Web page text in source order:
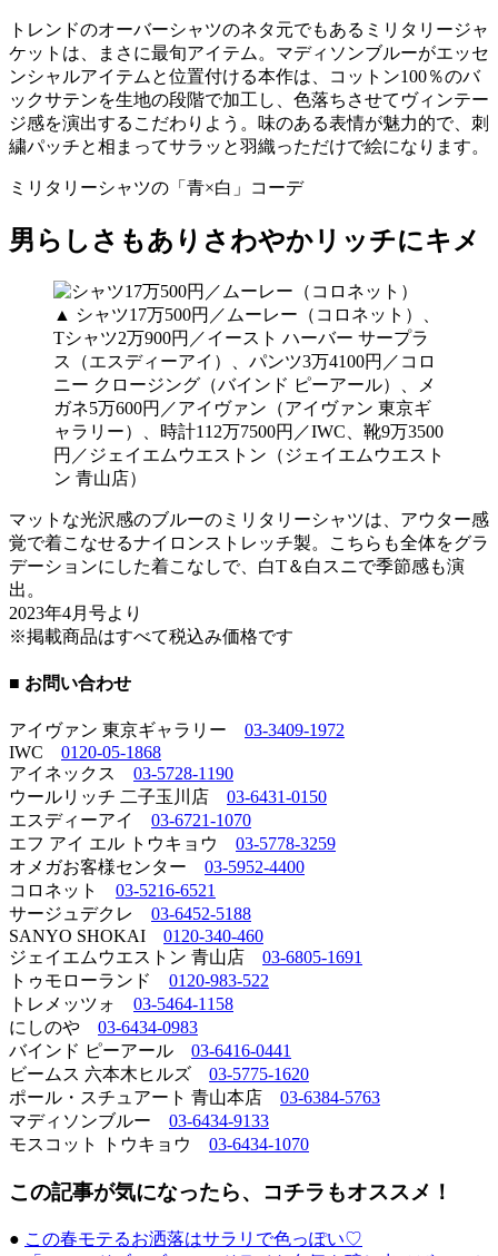
トレンドのオーバーシャツのネタ元でもあるミリタリージャ
ケットは、まさに最旬アイテム。マディソンブルーがエッセ
ンシャルアイテムと位置付ける本作は、コットン100％のバ
ックサテンを生地の段階で加工し、色落ちさせてヴィンテー
ジ感を演出するこだわりよう。味のある表情が魅力的で、刺
繍パッチと相まってサラッと羽織っただけで絵になります。
ミリタリーシャツの「青×白」コーデ
男らしさもありさわやかリッチにキメ
▲ シャツ17万500円／ムーレー（コロネット）、
Tシャツ2万900円／イースト ハーバー サープラ
ス（エスディーアイ）、パンツ3万4100円／コロ
ニー クロージング（バインド ピーアール）、メ
ガネ5万600円／アイヴァン（アイヴァン 東京ギ
ャラリー）、時計112万7500円／IWC、靴9万3500
円／ジェイエムウエストン（ジェイエムウエスト
ン 青山店）
マットな光沢感のブルーのミリタリーシャツは、アウター感
覚で着こなせるナイロンストレッチ製。こちらも全体をグラ
デーションにした着こなしで、白T＆白スニで季節感も演
出。
2023年4月号より
※掲載商品はすべて税込み価格です
■ お問い合わせ
アイヴァン 東京ギャラリー 03-3409-1972
IWC 0120-05-1868
アイネックス 03-5728-1190
ウールリッチ 二子玉川店 03-6431-0150
エスディーアイ 03-6721-1070
エフ アイ エル トウキョウ 03-5778-3259
オメガお客様センター 03-5952-4400
コロネット 03-5216-6521
サージュデクレ 03-6452-5188
SANYO SHOKAI 0120-340-460
ジェイエムウエストン 青山店 03-6805-1691
トゥモローランド 0120-983-522
トレメッツォ 03-5464-1158
にしのや 03-6434-0983
バインド ピーアール 03-6416-0441
ビームス 六本木ヒルズ 03-5775-1620
ポール・スチュアート 青山本店 03-6384-5763
マディソンブルー 03-6434-9133
モスコット トウキョウ 03-6434-1070
この記事が気になったら、コチラもオススメ！
● この春モテるお洒落はサラリで色っぽい♡